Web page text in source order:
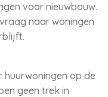
voor nieuwbouw.
naar woningen
huurwoningen op de
geen trek in